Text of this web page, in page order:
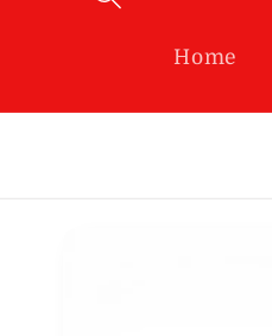
Home